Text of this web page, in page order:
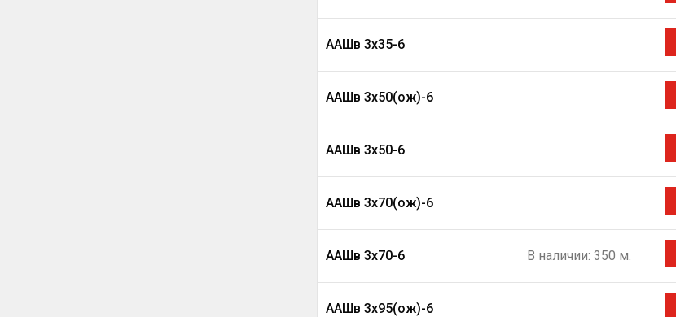
ААШв 3х35-6
ААШв 3х50(ож)-6
ААШв 3х50-6
ААШв 3х70(ож)-6
ААШв 3х70-6 В наличии: 350 м.
ААШв 3х95(ож)-6